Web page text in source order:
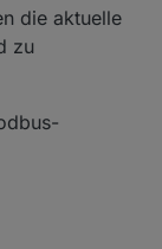
die aktuelle
zu